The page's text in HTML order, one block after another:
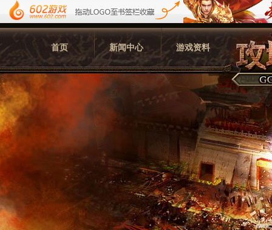
首页 新闻中心 游戏资料